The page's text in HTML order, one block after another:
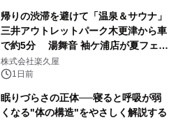
帰りの渋滞を避けて「温泉＆サウナ」
三井アウトレットパーク木更津から車
で約5分 湯舞音 袖ケ浦店が夏フェア
メニューを提供
株式会社楽久屋
1日前
眠りづらさの正体──寝ると呼吸が弱
くなる"体の構造"をやさしく解説する